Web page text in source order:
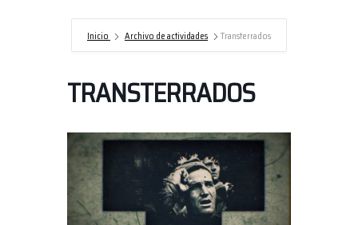
España/AECID
Inicio Archivo de actividades Transterrados
TRANSTERRADOS